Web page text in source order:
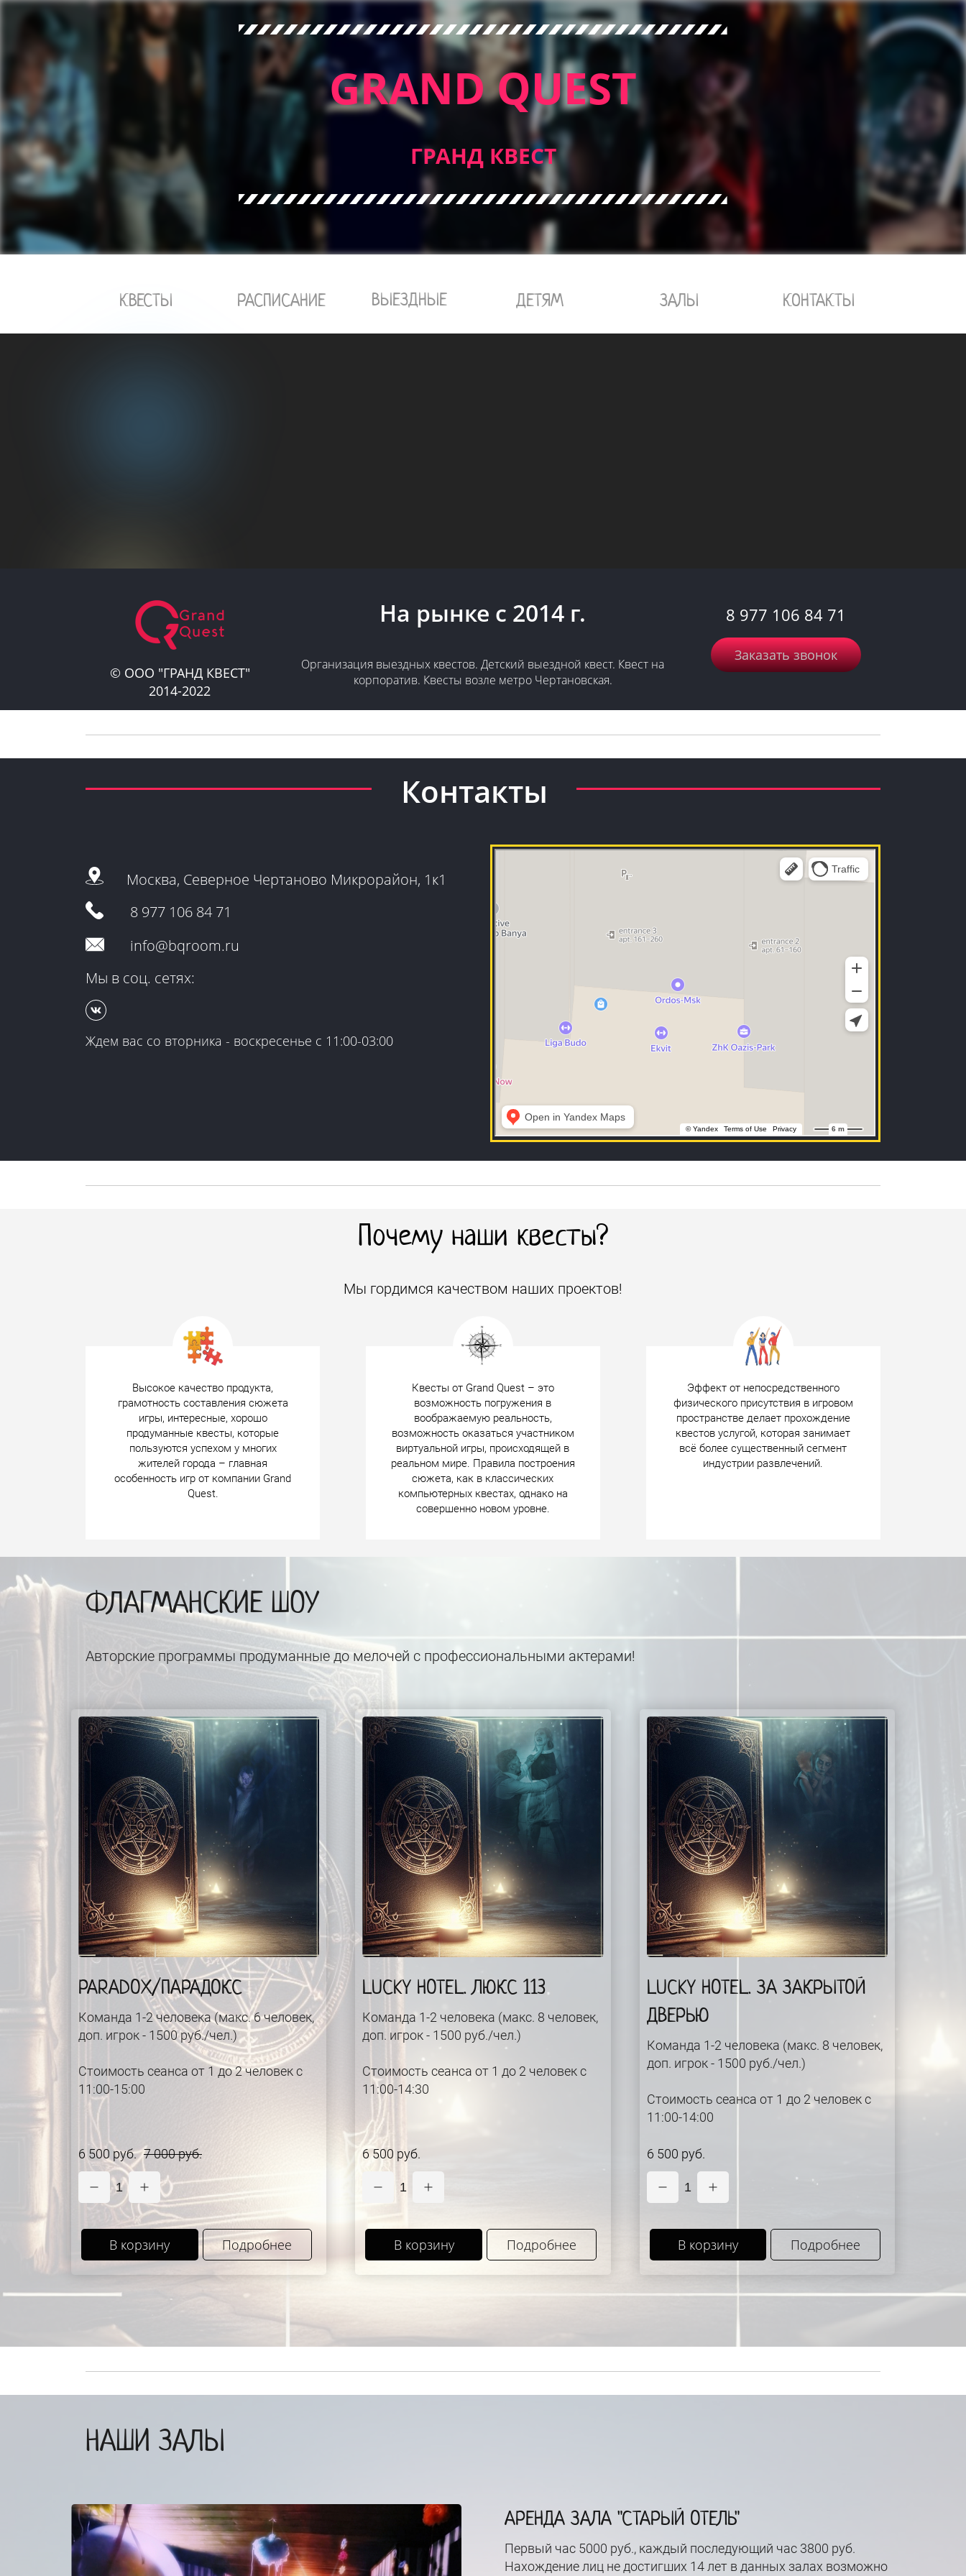
GRAND QUEST
ГРАНД КВЕСТ
КВЕСТЫ РАСПИСАНИЕ ВЫЕЗДНЫЕ ДЕТЯМ ЗАЛЫ КОНТАКТЫ
Новый бестселлер
от автора
ВСЕГО 600 руб. с бесплатной
доставкой по Москве
ТАЙНА РАСПЯТИЯ
© ООО "ГРАНД КВЕСТ"
2014-2022
На рынке с 2014 г.
​Организация выездных квестов. Детский выездной квест. Квест на
корпоратив. Квесты возле метро Чертановская.
8 977 106 84 71
Заказать звонок
Контакты
Москва, Северное Чертаново Микрорайон, 1к1
8 977 106 84 71
info@bqroom.ru
Мы в соц. сетях:
Ждем вас со вторника - воскресенье с 11:00-03:00
Гранд Квест
Почему наши квесты?
Мы гордимся качеством наших проектов!
Высокое качество продукта,
грамотность составления сюжета
игры, интересные, хорошо
продуманные квесты, которые
пользуются успехом у многих
жителей города – главная
особенность игр от компании Grand
Quest.
Квесты от Grand Quest – это
возможность погружения в
воображаемую реальность,
возможность оказаться участником
виртуальной игры, происходящей в
реальном мире. Правила построения
сюжета, как в классических
компьютерных квестах, однако на
совершенно новом уровне.
Эффект от непосредственного
физического присутствия в игровом
пространстве делает прохождение
квестов услугой, которая занимает
всё более существенный сегмент
индустрии развлечений.
ФЛАГМАНСКИЕ ШОУ
Авторские программы продуманные до мелочей с профессиональными актерами!
PARADOX/ПАРАДОКС
Команда 1-2 человека (макс. 6 человек,
доп. игрок - 1500 руб./чел.)
Стоимость сеанса от 1 до 2 человек с
11:00-15:00
6 500 руб. 7 000 руб.
1
В корзину Подробнее
LUCKY HOTEL. ЛЮКС 113
Команда 1-2 человека (макс. 8 человек,
доп. игрок - 1500 руб./чел.)
Стоимость сеанса от 1 до 2 человек с
11:00-14:30
6 500 руб.
1
В корзину Подробнее
LUCKY HOTEL. ЗА ЗАКРЫТОЙ
ДВЕРЬЮ
Команда 1-2 человека (макс. 8 человек,
доп. игрок - 1500 руб./чел.)
Стоимость сеанса от 1 до 2 человек с
11:00-14:00
6 500 руб.
1
В корзину Подробнее
НАШИ ЗАЛЫ
АРЕНДА ЗАЛА "СТАРЫЙ ОТЕЛЬ"
Первый час 5000 руб., каждый последующий час 3800 руб.
Нахождение лиц не достигших 14 лет в данных залах возможно